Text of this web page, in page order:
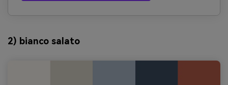
2) bianco salato